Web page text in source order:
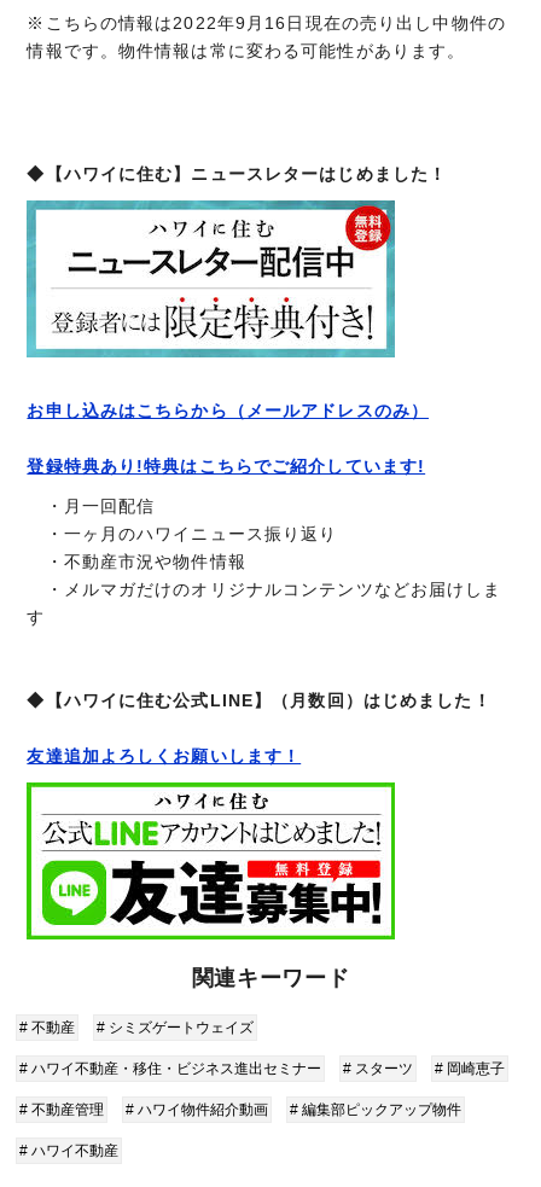
※こちらの情報は2022年9月16日現在の売り出し中物件の
情報です。物件情報は常に変わる可能性があります。
◆【ハワイに住む】ニュースレターはじめました！
お申し込みはこちらから（メールアドレスのみ）
登録特典あり!特典はこちらでご紹介しています!
・月一回配信
・一ヶ月のハワイニュース振り返り
・不動産市況や物件情報
・メルマガだけのオリジナルコンテンツなどお届けしま
す
◆【ハワイに住む公式LINE】（月数回）はじめました！
友達追加よろしくお願いします！
関連キーワード
# 不動産 # シミズゲートウェイズ
# ハワイ不動産・移住・ビジネス進出セミナー # スターツ # 岡崎恵子
# 不動産管理 # ハワイ物件紹介動画 # 編集部ピックアップ物件
# ハワイ不動産